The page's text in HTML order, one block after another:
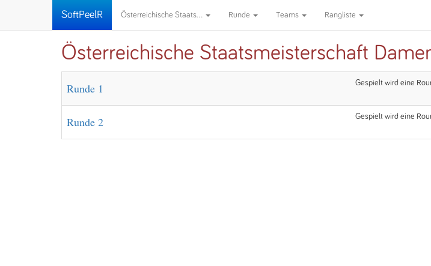
SoftPeelR Österreichische Staats... Runde Teams Rangliste
Österreichische Staatsmeisterschaft
Runde 1 Gespielt wird eine
Runde 2 Gespielt wird eine